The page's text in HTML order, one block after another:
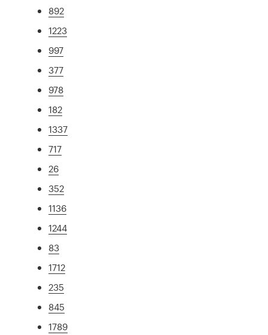
892
1223
997
377
978
182
1337
717
26
352
1136
1244
83
1712
235
845
1789